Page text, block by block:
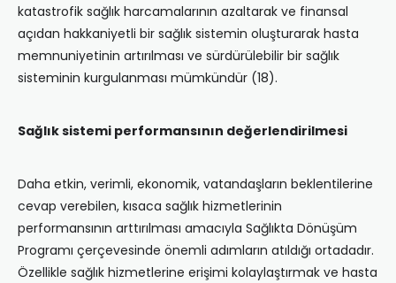
katastrofik sağlık harcamalarının azaltarak ve finansal
açıdan hakkaniyetli bir sağlık sistemin oluşturarak hasta
memnuniyetinin artırılması ve sürdürülebilir bir sağlık
sisteminin kurgulanması mümkündür (18).
Sağlık sistemi performansının değerlendirilmesi
Daha etkin, verimli, ekonomik, vatandaşların beklentilerine
cevap verebilen, kısaca sağlık hizmetlerinin
performansının arttırılması amacıyla Sağlıkta Dönüşüm
Programı çerçevesinde önemli adımların atıldığı ortadadır.
Özellikle sağlık hizmetlerine erişimi kolaylaştırmak ve hasta